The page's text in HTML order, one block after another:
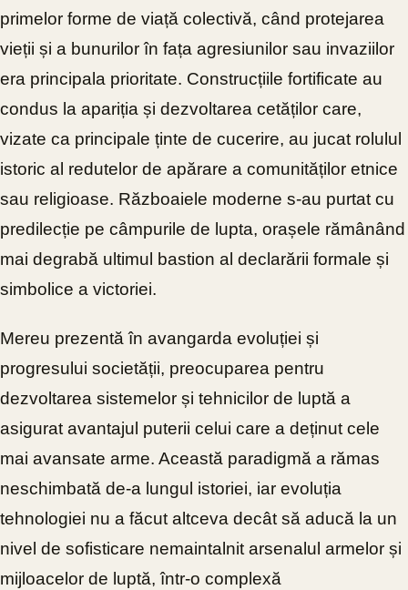
primelor forme de viață colectivă, când protejarea
vieții și a bunurilor în fața agresiunilor sau invaziilor
era principala prioritate. Construcțiile fortificate au
condus la apariția și dezvoltarea cetăților care,
vizate ca principale ținte de cucerire, au jucat rolulul
istoric al redutelor de apărare a comunităților etnice
sau religioase. Războaiele moderne s-au purtat cu
predilecție pe câmpurile de lupta, orașele rămânând
mai degrabă ultimul bastion al declarării formale și
simbolice a victoriei.
Mereu prezentă în avangarda evoluției și
progresului societății, preocuparea pentru
dezvoltarea sistemelor și tehnicilor de luptă a
asigurat avantajul puterii celui care a deținut cele
mai avansate arme. Această paradigmă a rămas
neschimbată de-a lungul istoriei, iar evoluția
tehnologiei nu a făcut altceva decât să aducă la un
nivel de sofisticare nemaintalnit arsenalul armelor și
mijloacelor de luptă, într-o complexă